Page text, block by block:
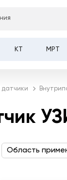
КТ МРТ
датчики
Область